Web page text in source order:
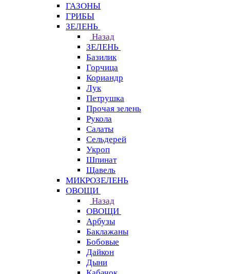
ГАЗОНЫ
ГРИБЫ
ЗЕЛЕНЬ
Назад
ЗЕЛЕНЬ
Базилик
Горчица
Кориандр
Лук
Петрушка
Прочая зелень
Рукола
Салаты
Сельдерей
Укроп
Шпинат
Щавель
МИКРОЗЕЛЕНЬ
ОВОЩИ
Назад
ОВОЩИ
Арбузы
Баклажаны
Бобовые
Дайкон
Дыни